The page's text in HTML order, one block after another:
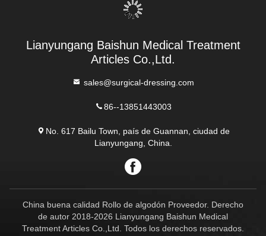
Lianyungang Baishun Medical Treatment
Articles Co.,Ltd.
sales@surgical-dressing.com
86--13851443003
No. 617 Bailu Town, país de Guannan, ciudad de
Lianyungang, China.
China buena calidad Rollo de algodón Proveedor. Derecho
de autor 2018-2026 Lianyungang Baishun Medical
Treatment Articles Co.,Ltd. Todos los derechos reservados.